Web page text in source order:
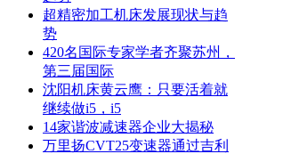
超精密加工机床发展现状与趋
势
420名国际专家学者齐聚苏州，
第三届国际
沈阳机床黄云鹰：只要活着就
继续做i5，i5
14家谐波减速器企业大揭秘
万里扬CVT25变速器通过吉利